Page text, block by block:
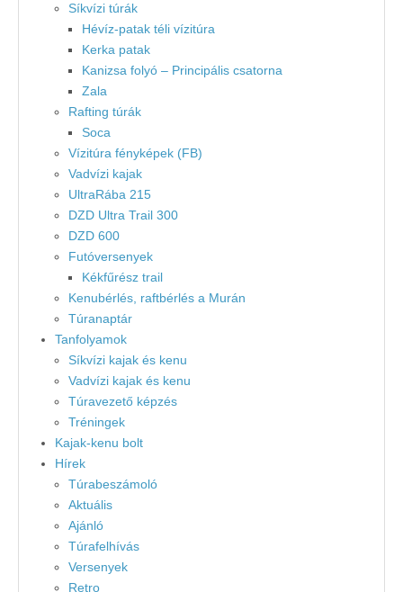
Síkvízi túrák
Hévíz-patak téli vízitúra
Kerka patak
Kanizsa folyó – Principális csatorna
Zala
Rafting túrák
Soca
Vízitúra fényképek (FB)
Vadvízi kajak
UltraRába 215
DZD Ultra Trail 300
DZD 600
Futóversenyek
Kékfűrész trail
Kenubérlés, raftbérlés a Murán
Túranaptár
Tanfolyamok
Síkvízi kajak és kenu
Vadvízi kajak és kenu
Túravezető képzés
Tréningek
Kajak-kenu bolt
Hírek
Túrabeszámoló
Aktuális
Ajánló
Túrafelhívás
Versenyek
Retro